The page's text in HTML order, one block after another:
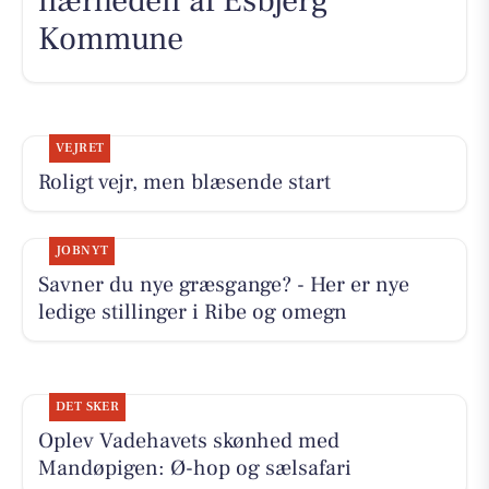
Kommune
VEJRET
Roligt vejr, men blæsende start
JOBNYT
Savner du nye græsgange? - Her er nye
ledige stillinger i Ribe og omegn
DET SKER
Oplev Vadehavets skønhed med
Mandøpigen: Ø-hop og sælsafari